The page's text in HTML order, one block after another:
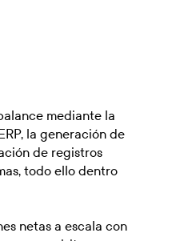
mediante la
la generación de
de registros
todo ello dentro
netas a escala con